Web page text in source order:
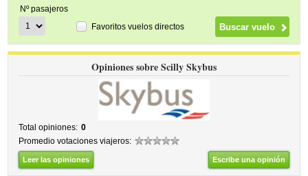
Nº pasajeros
Favoritos vuelos directos
Opiniones sobre Scilly Skybus
Total opiniones: 0
Promedio votaciones viajeros:
Leer las opiniones Escribe una opinión